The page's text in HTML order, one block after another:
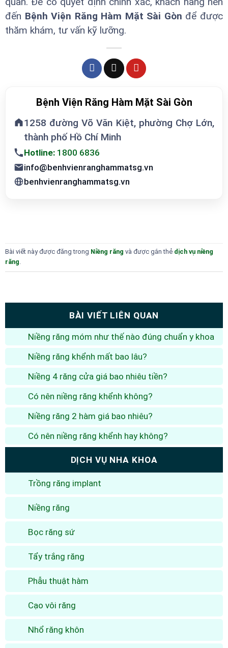
đến Bệnh Viện Răng Hàm Mặt Sài Gòn để được
thăm khám, tư vấn kỹ lưỡng.
Bệnh Viện Răng Hàm Mặt Sài Gòn
1258 đường Võ Văn Kiệt, phường Chợ Lớn,
thành phố Hồ Chí Minh
Hotline: 1800 6836
info@benhvienranghammatsg.vn
benhvienranghammatsg.vn
Bài viết này được đăng trong Niềng răng và được gắn thẻ dịch vụ niềng
răng.
BÀI VIẾT LIÊN QUAN
Niềng răng móm như thế nào đúng chuẩn y khoa
Niềng răng khểnh mất bao lâu?
Niềng 4 răng cửa giá bao nhiêu tiền?
Có nên niềng răng khểnh không?
Niềng răng 2 hàm giá bao nhiêu?
Có nên niềng răng khểnh hay không?
DỊCH VỤ NHA KHOA
Trồng răng implant
Niềng răng
Bọc răng sứ
Tẩy trắng răng
Phẫu thuật hàm
Cạo vôi răng
Nhổ răng khôn